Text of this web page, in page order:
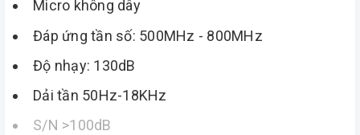
Micro không dây
Đáp ứng tần số: 500MHz - 800MHz
Độ nhạy: 130dB
Dải tần 50Hz-18KHz
S/N >100dB